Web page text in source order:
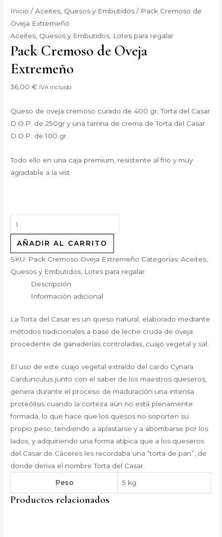
Inicio /Aceites, Quesos y Embutidos / Pack Cremoso de
Oveja Extremeño
Aceites, Quesos y Embutidos Lotes para regalar
Pack Cremoso de Oveja
Extremeño
36,00€ IVA incluido
Queso de oveja cremoso curado de 400 gr, Torta del Casar
D.O.P. de 250gr y una tarrina de crema de Torta del Casar
D.O.P. de 100 gr.
Todo ello en una caja premium, resistente al frio y muy
agradable a la vist
AÑADIR AL CARRITO
SKU: Pack Cremoso Oveja Extremeño Categorías:Aceites,
Quesos y Embutidos Lotes para regalar
Descripción
Información adicional
La Torta del Casar es un queso natural, elaborado mediante
métodos tradicionales a base de leche cruda de oveja
procedente de ganaderías controladas, cuajo vegetal y sal.
El uso de este cuajo vegetal extraído del cardo Cynara
Cardunculus junto con el saber de los maestros queseros,
genera durante el proceso de maduración una intensa
proteólisis cuando la corteza aún no está plenamente
formada, lo que hace que los quesos no soporten su
propio peso, tendiendo a aplastarse y a abombarse por los
lados, y adquiriendo una forma atípica que a los queseros
del Casar de Cáceres les recordaba una “torta de pan”, de
donde deriva el nombre Torta del Casar.
Peso 5 kg
Productos relacionados